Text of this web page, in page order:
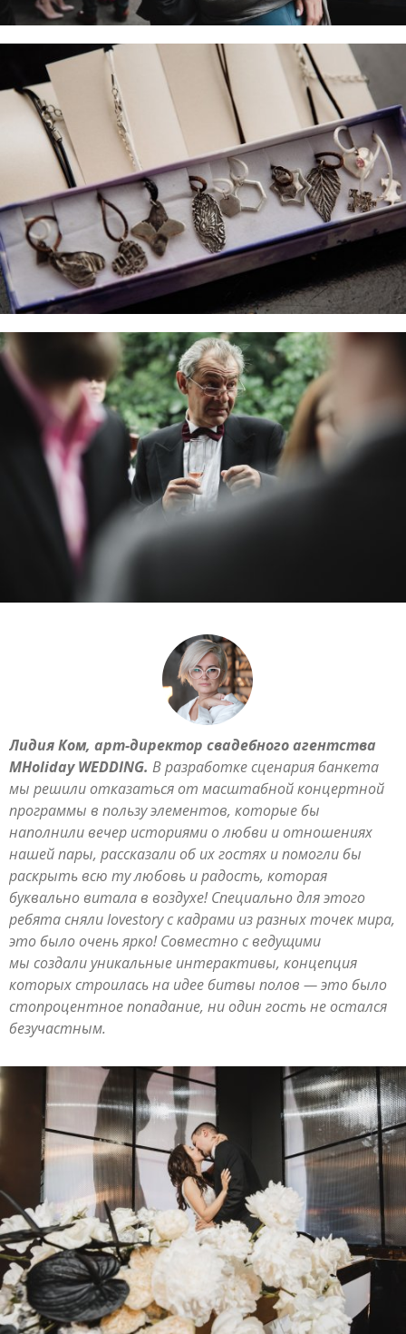
Лидия Ком, арт-директор свадебного агентства
MHoliday WEDDING. В разработке сценария банкета
мы решили отказаться от масштабной концертной
программы в пользу элементов, которые бы
наполнили вечер историями о любви и отношениях
нашей пары, рассказали об их гостях и помогли бы
раскрыть всю ту любовь и радость, которая
буквально витала в воздухе! Специально для этого
ребята сняли lovestory с кадрами из разных точек мира,
это было очень ярко! Совместно с ведущими
мы создали уникальные интерактивы, концепция
которых строилась на идее битвы полов — это было
стопроцентное попадание, ни один гость не остался
безучастным.